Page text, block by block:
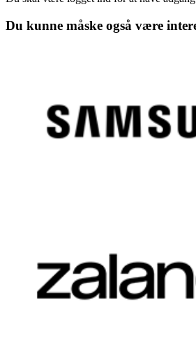
Du kunne måske også være